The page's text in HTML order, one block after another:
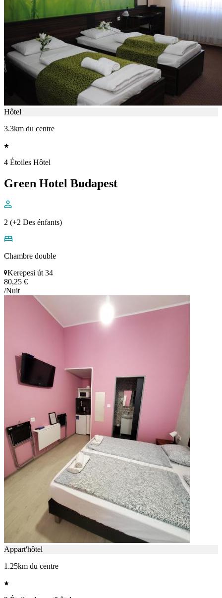
Hôtel
3.3km du centre
4 Étoiles Hôtel
Green Hotel Budapest
2 (+2 Des énfants)
Chambre double
Kerepesi út 34
80,25 €
/Nuit
Appart'hôtel
1.25km du centre